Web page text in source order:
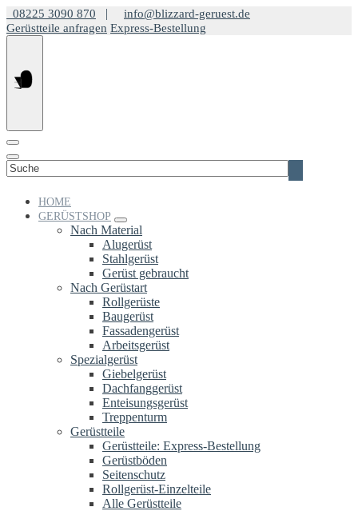
Springe
zum
Inhalt
08225 3090 870 |
info@blizzard-geruest.de
Gerüstteile anfragen Express-Bestellung
nach:
HOME
GERÜSTSHOP
Nach Material
Alugerüst
Stahlgerüst
Gerüst gebraucht
Nach Gerüstart
Rollgerüste
Baugerüst
Fassadengerüst
Arbeitsgerüst
Spezialgerüst
Giebelgerüst
Dachfanggerüst
Enteisungsgerüst
Treppenturm
Gerüstteile
Gerüstteile: Express-Bestellung
Gerüstböden
Seitenschutz
Rollgerüst-Einzelteile
Alle Gerüstteile